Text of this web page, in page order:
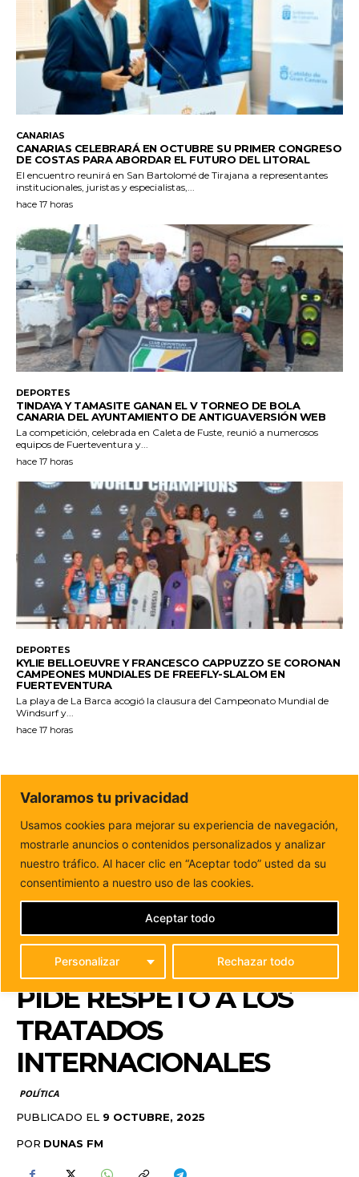
CANARIAS
CANARIAS CELEBRARÁ EN OCTUBRE SU PRIMER CONGRESO
DE COSTAS PARA ABORDAR EL FUTURO DEL LITORAL
El encuentro reunirá en San Bartolomé de Tirajana a representantes
institucionales, juristas y especialistas,...
hace 17 horas
DEPORTES
TINDAYA Y TAMASITE GANAN EL V TORNEO DE BOLA
CANARIA DEL AYUNTAMIENTO DE ANTIGUAVERSIÓN WEB
La competición, celebrada en Caleta de Fuste, reunió a numerosos
equipos de Fuerteventura y...
hace 17 horas
DEPORTES
KYLIE BELLOEUVRE Y FRANCESCO CAPPUZZO SE CORONAN
CAMPEONES MUNDIALES DE FREEFLY-SLALOM EN
FUERTEVENTURA
La playa de La Barca acogió la clausura del Campeonato Mundial de
Windsurf y...
hace 17 horas